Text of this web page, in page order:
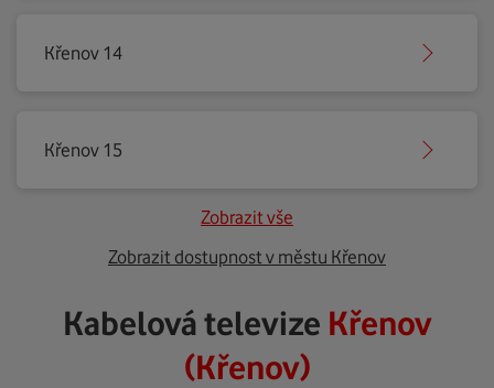
Křenov 14
Křenov 15
Zobrazit vše
Zobrazit dostupnost v městu Křenov
Kabelová televize Křenov
(Křenov)